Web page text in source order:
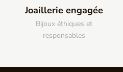
Joaillerie engagée
Bijoux éthiques et
responsables